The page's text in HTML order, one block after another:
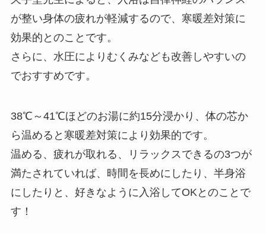
が整い身体の疲れが軽減するので、寒暖差対策に
効果的とのことです。
さらに、水圧によりむくみなども改善しやすいの
でおすすめです。
38℃～41℃ほどのお湯に約15分浸かり、体の芯か
ら温めると寒暖差対策により効果的です。
温める、疲れが取れる、リラックスできるの3つが
満たされていれば、時間を長めにしたり、半身浴
にしたりと、好きなように入浴してOKとのことで
す！